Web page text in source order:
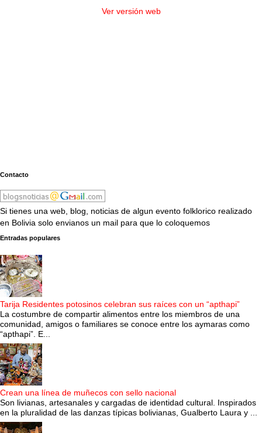
Ver versión web
Contacto
Si tienes una web, blog, noticias de algun evento folklorico realizado
en Bolivia solo envianos un mail para que lo coloquemos
Entradas populares
Tarija Residentes potosinos celebran sus raíces con un “apthapi”
La costumbre de compartir alimentos entre los miembros de una
comunidad, amigos o familiares se conoce entre los aymaras como
“apthapi”. E...
Crean una línea de muñecos con sello nacional
Son livianas, artesanales y cargadas de identidad cultural. Inspirados
en la pluralidad de las danzas típicas bolivianas, Gualberto Laura y ...